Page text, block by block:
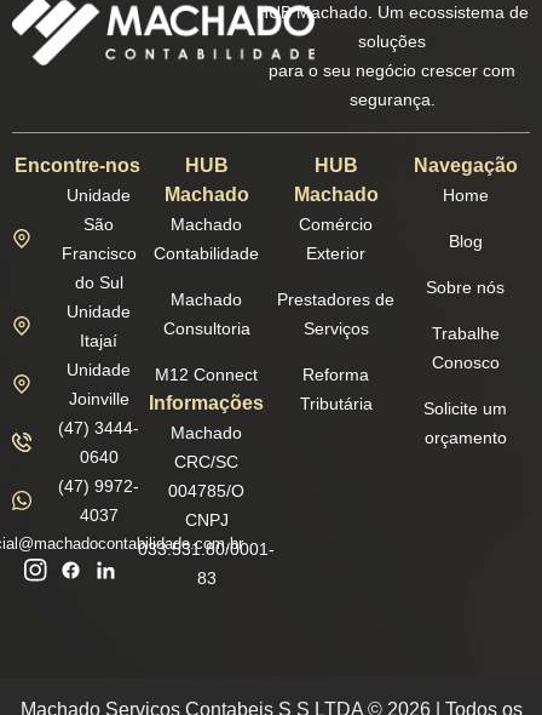
HUB Machado. Um ecossistema de
soluções
para o seu negócio crescer com
segurança.
Encontre-nos
Unidade
São
Francisco
do Sul
Unidade
Itajaí
Unidade
Joinville
(47) 3444-
0640
(47) 9972-
4037
HUB
Machado
Machado
Contabilidade
Machado
Consultoria
M12 Connect
Informações
Machado
CRC/SC
004785/O
CNPJ
033.531.80/0001-
83
HUB
Machado
Comércio
Exterior
Prestadores de
Serviços
Reforma
Tributária
Navegação
Home
Blog
Sobre nós
Trabalhe
Conosco
Solicite um
orçamento
Machado Servicos Contabeis S S LTDA © 2026 | Todos os